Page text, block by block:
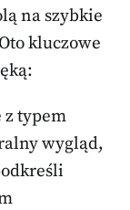
na szybkie
kluczowe
z typem
wygląd,